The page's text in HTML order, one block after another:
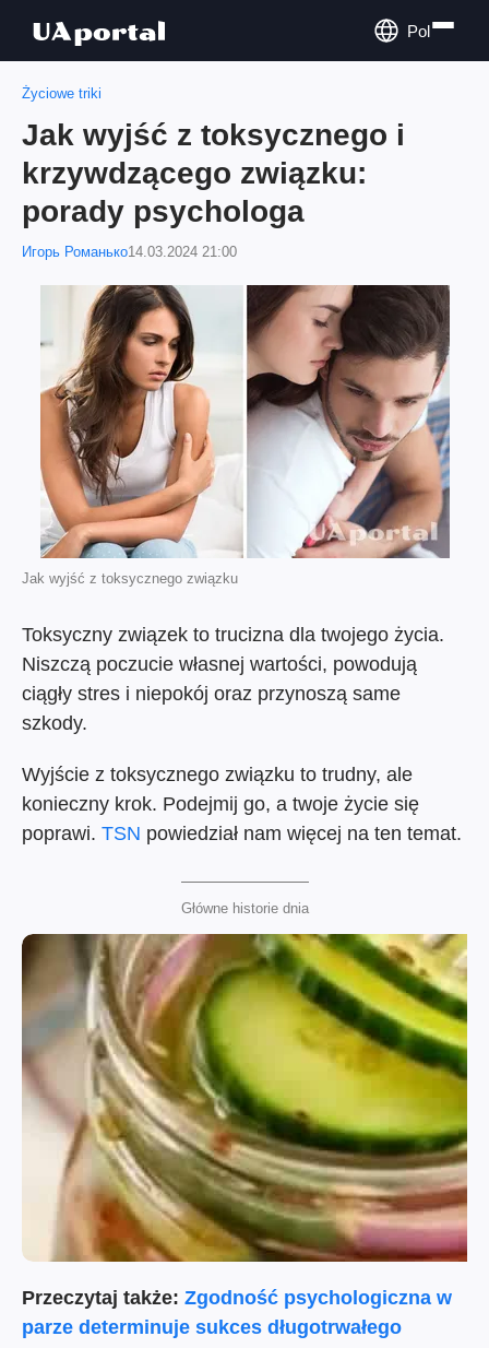
Pol
Życiowe triki
Jak wyjść z toksycznego i
krzywdzącego związku:
porady psychologa
Игорь Романько14.03.2024 21:00
Jak wyjść z toksycznego związku
Toksyczny związek to trucizna dla twojego życia.
Niszczą poczucie własnej wartości, powodują
ciągły stres i niepokój oraz przynoszą same
szkody.
Wyjście z toksycznego związku to trudny, ale
konieczny krok. Podejmij go, a twoje życie się
poprawi. TSN powiedział nam więcej na ten temat.
Główne historie dnia
Przeczytaj także: Zgodność psychologiczna w
parze determinuje sukces długotrwałego